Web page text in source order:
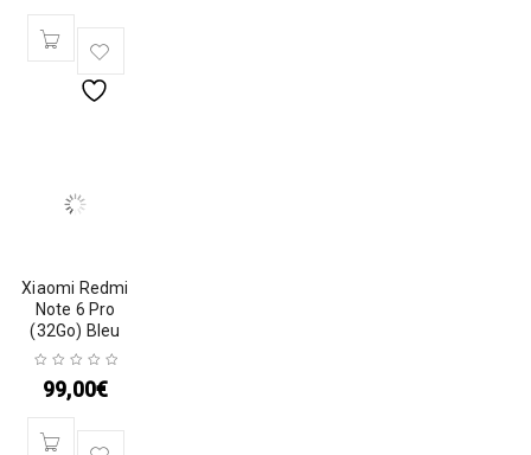
Xiaomi Redmi
Note 6 Pro
(32Go) Bleu
99,00€